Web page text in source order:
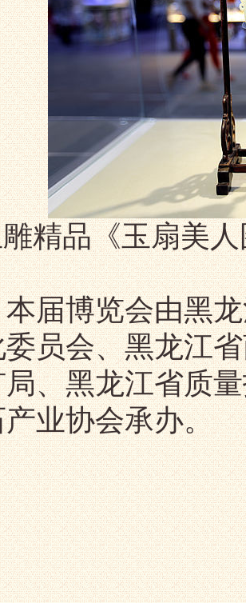
精品《玉扇美
届博览会由黑
员会、黑龙江
、黑龙江省质
业协会承办。